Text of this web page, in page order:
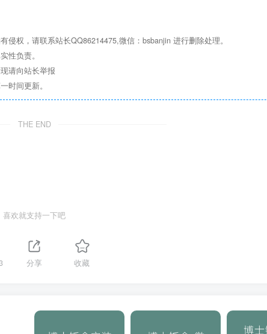
权，请联系站长QQ86214475,微信：bsbanjin 进行删除处理。
性负责。
请向站长举报
时间更新。
THE END
喜欢就支持一下吧
分享 收藏